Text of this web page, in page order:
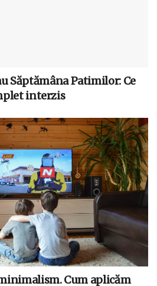
Săptămâna Patimilor: Ce
interzis
Cum aplicăm